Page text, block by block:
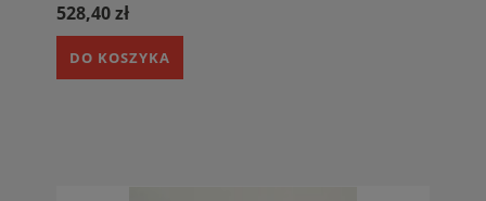
528,40 zł
DO KOSZYKA